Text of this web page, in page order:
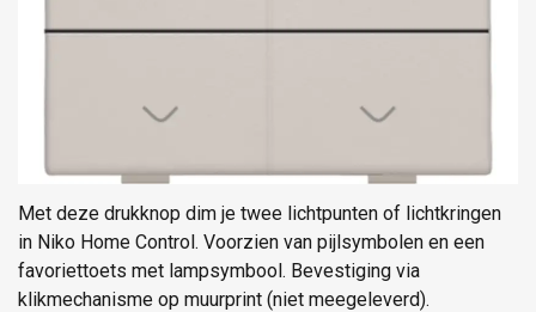
Met deze drukknop dim je twee lichtpunten of lichtkringen
in Niko Home Control. Voorzien van pijlsymbolen en een
favoriettoets met lampsymbool. Bevestiging via
klikmechanisme op muurprint (niet meegeleverd).